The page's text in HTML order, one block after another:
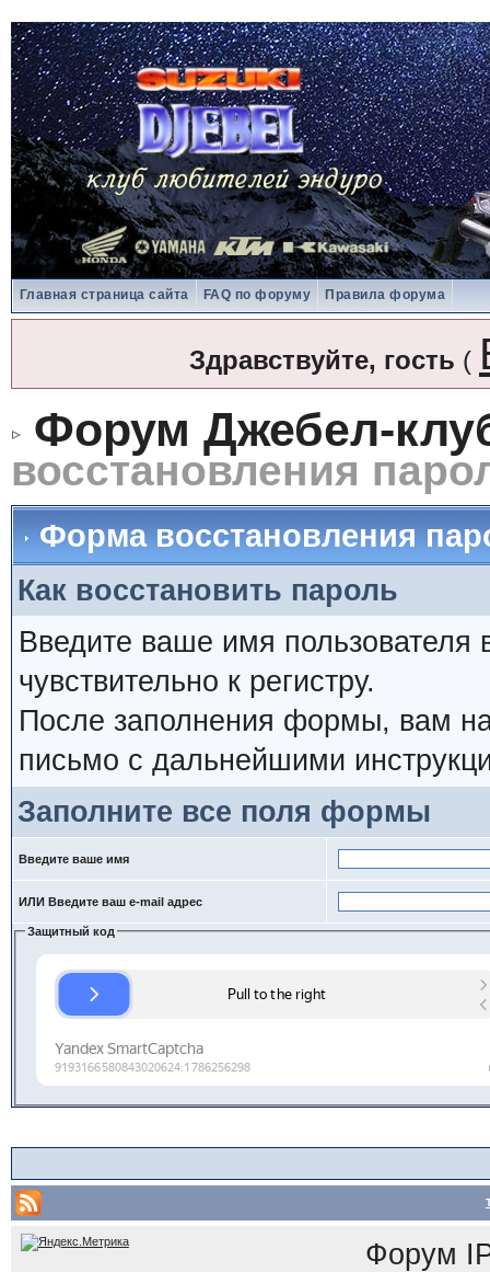
Главная страница сайта FAQ по форуму Правила форума
Здравствуйте, гость (
Форум Джебел-
восстановления
Форма восстановления
Как восстановить пароль
Введите ваше имя
чувствительно к регистру.
После заполнения формы, вам на
письмо с дальнейшими
Заполните все поля формы
Введите ваше имя
ИЛИ Введите ваш e-mail адрес
Защитный код
Форум